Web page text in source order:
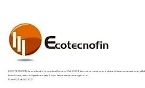
ECOTECNOFIN: la scelta di chi punta al futuro. Dal 2009, la nostra missione è stata chiara: innovazione,
fornitore, siamo il partner per il tuo benessere energetico.
P.Iva 02346020031